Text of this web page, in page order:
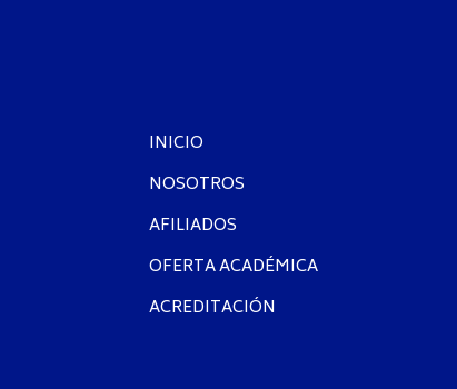
INICIO
NOSOTROS
AFILIADOS
OFERTA ACADÉMICA
ACREDITACIÓN